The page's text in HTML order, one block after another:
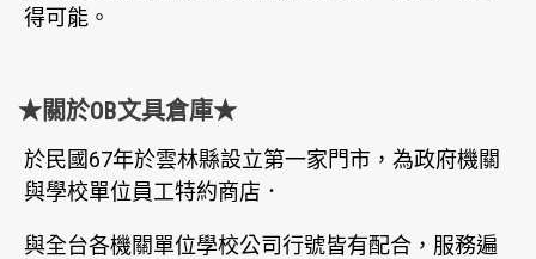
得可能。
★關於OB文具倉庫★
於民國67年於雲林縣設立第一家門市，為政府機關
與學校單位員工特約商店．
與全台各機關單位學校公司行號皆有配合，服務遍